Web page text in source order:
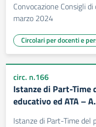
Convocazione Consigli
marzo 2024
Circolari per docenti e
circ. n.166
Istanze di Part-Time
educativo ed ATA –
Istanze di Part-Time del